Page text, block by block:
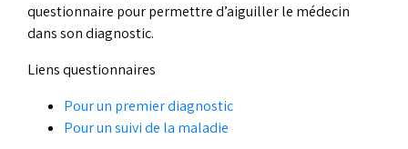
questionnaire pour permettre d’aiguiller le médecin
dans son diagnostic.
Liens questionnaires
Pour un premier diagnostic
Pour un suivi de la maladie